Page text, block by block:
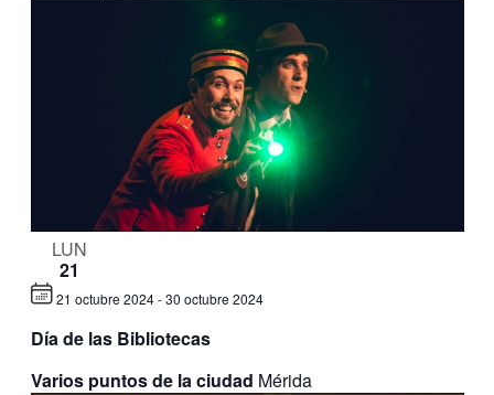
LUN
21
Día de las Bibliotecas
21 octubre 2024-30 octubre 2024
Varios puntos de la ciudad Mérida